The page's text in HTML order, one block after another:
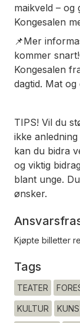
maikveld – og
Kongesalen
📌Mer
kommer
Kongesalen
dagtid. Mat
TIPS! Vil du
ikke
kan du bidra
og viktig
blant unge.
ønsker.
Kjøpte billetter
Tags
TEATER
KULTUR